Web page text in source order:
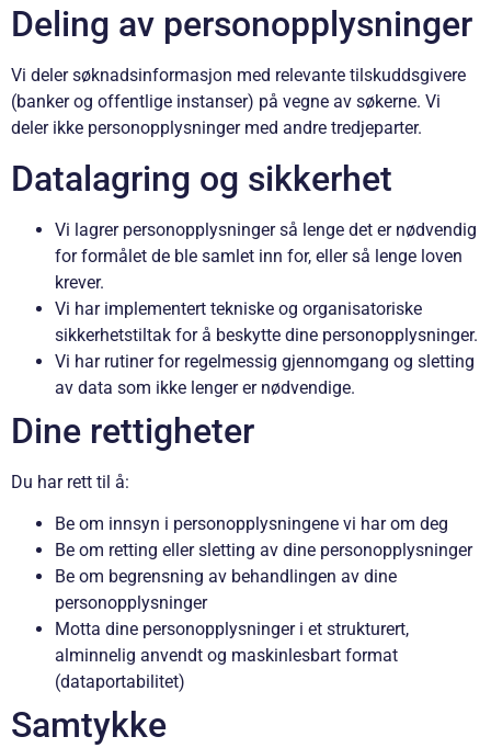
Deling av personopplysninger
Vi deler søknadsinformasjon med relevante tilskuddsgivere
(banker og offentlige instanser) på vegne av søkerne. Vi
deler ikke personopplysninger med andre tredjeparter.
Datalagring og sikkerhet
Vi lagrer personopplysninger så lenge det er nødvendig
for formålet de ble samlet inn for, eller så lenge loven
krever.
Vi har implementert tekniske og organisatoriske
sikkerhetstiltak for å beskytte dine personopplysninger.
Vi har rutiner for regelmessig gjennomgang og sletting
av data som ikke lenger er nødvendige.
Dine rettigheter
Du har rett til å:
Be om innsyn i personopplysningene vi har om deg
Be om retting eller sletting av dine personopplysninger
Be om begrensning av behandlingen av dine
personopplysninger
Motta dine personopplysninger i et strukturert,
alminnelig anvendt og maskinlesbart format
(dataportabilitet)
Samtykke